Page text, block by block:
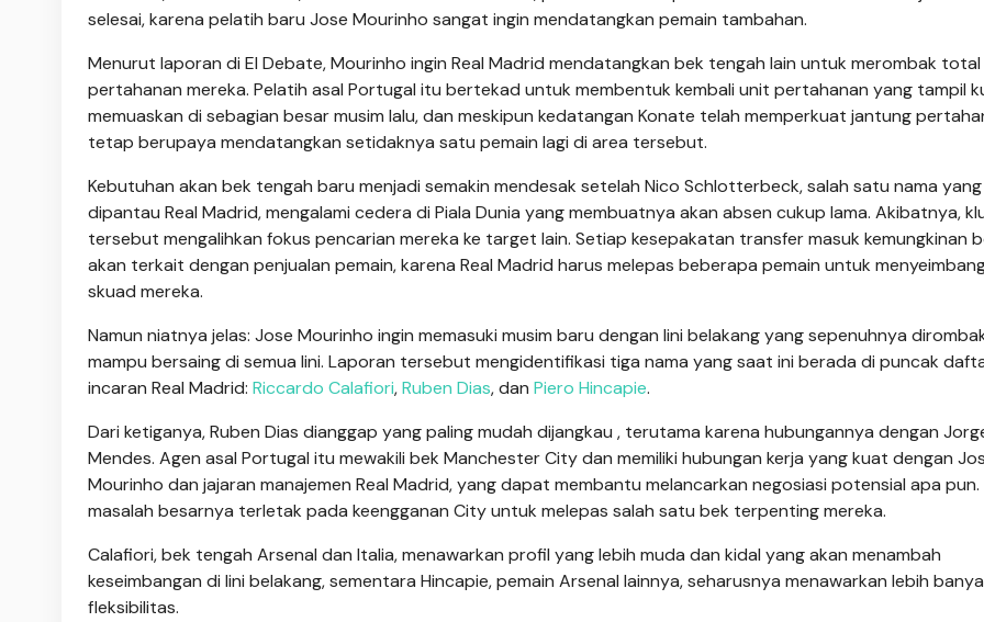
selesai, karena pelatih baru Jose Mourinho sangat ingin mendatangkan pemain tambahan.
Menurut laporan di El Debate, Mourinho ingin Real Madrid mendatangkan bek tengah lain untuk merombak total
pertahanan mereka. Pelatih asal Portugal itu bertekad untuk membentuk kembali unit pertahanan yang tampil
memuaskan di sebagian besar musim lalu, dan meskipun kedatangan Konate telah memperkuat jantung
tetap berupaya mendatangkan setidaknya satu pemain lagi di area tersebut.
Kebutuhan akan bek tengah baru menjadi semakin mendesak setelah Nico Schlotterbeck, salah satu nama yang
dipantau Real Madrid, mengalami cedera di Piala Dunia yang membuatnya akan absen cukup lama. Akibatnya,
tersebut mengalihkan fokus pencarian mereka ke target lain. Setiap kesepakatan transfer masuk kemungkinan
akan terkait dengan penjualan pemain, karena Real Madrid harus melepas beberapa pemain untuk
skuad mereka.
Namun niatnya jelas: Jose Mourinho ingin memasuki musim baru dengan lini belakang yang sepenuhnya
mampu bersaing di semua lini. Laporan tersebut mengidentifikasi tiga nama yang saat ini berada di puncak
incaran Real Madrid: Riccardo Calafiori,Ruben Dias, dan Piero Hincapie.
Dari ketiganya, Ruben Dias dianggap yang paling mudah dijangkau , terutama karena hubungannya dengan
Mendes. Agen asal Portugal itu mewakili bek Manchester City dan memiliki hubungan kerja yang kuat dengan
Mourinho dan jajaran manajemen Real Madrid, yang dapat membantu melancarkan negosiasi potensial apa pun.
masalah besarnya terletak pada keengganan City untuk melepas salah satu bek terpenting mereka.
Calafiori, bek tengah Arsenal dan Italia, menawarkan profil yang lebih muda dan kidal yang akan menambah
keseimbangan di lini belakang, sementara Hincapie, pemain Arsenal lainnya, seharusnya menawarkan lebih
fleksibilitas.